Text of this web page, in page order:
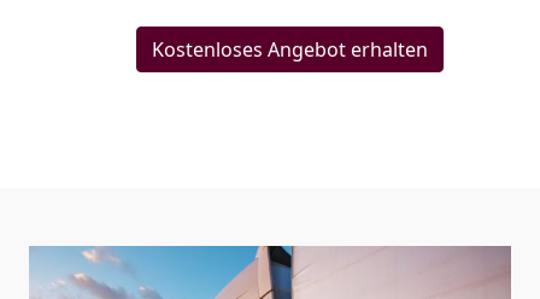
Kostenloses Angebot erhalten